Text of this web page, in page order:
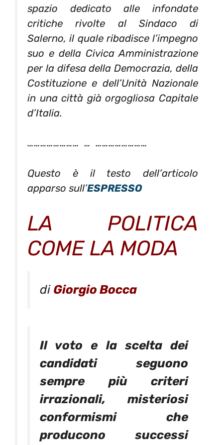
spazio dedicato alle infondate
critiche rivolte al Sindaco di
Salerno, il quale ribadisce l’impegno
suo e della Civica Amministrazione
per la difesa della Democrazia, della
Costituzione e dell’Unità Nazionale
in una città già orgogliosa Capitale
d’Italia.
…………………… … ……………………
Questo è il testo dell’articolo
apparso sull’ESPRESSO
LA POLITICA
COME LA MODA
di Giorgio Bocca
Il voto e la scelta dei
candidati seguono
sempre più criteri
irrazionali, misteriosi
conformismi che
producono successi